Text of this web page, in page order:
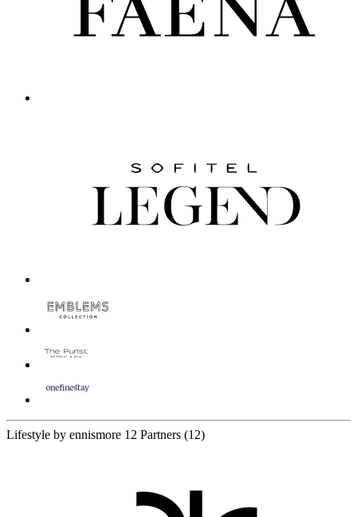
Lifestyle by ennismore 12 Partners (12)